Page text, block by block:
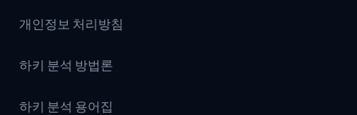
개인정보 처리방침
하키 분석 방법론
하키 분석 용어집